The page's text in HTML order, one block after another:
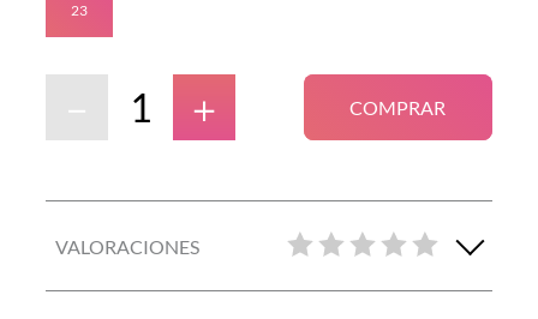
23
＋
－ COMPRAR
VALORACIONES